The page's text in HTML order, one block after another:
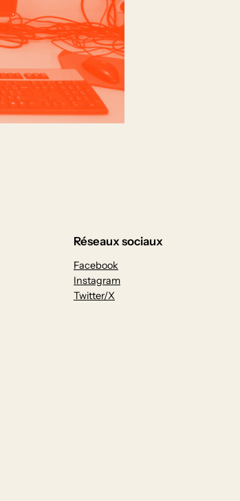
Réseaux sociaux
Facebook
Instagram
Twitter/X